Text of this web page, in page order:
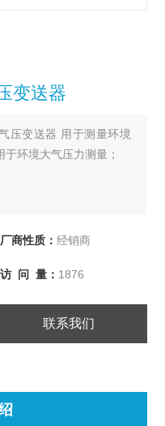
变送器
压变送器 用于测量环境
环境大气压力测量；
厂商性质： 经销商
访 问 量： 1876
联系我们